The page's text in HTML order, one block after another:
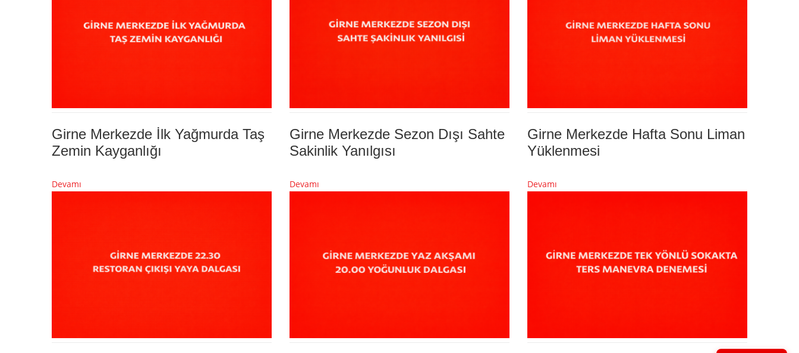
Girne Merkezde İlk Yağmurda Taş
Zemin Kayganlığı
Devamı
Girne Merkezde Sezon Dışı Sahte
Sakinlik Yanılgısı
Devamı
Girne Merkezde Hafta Sonu Liman
Yüklenmesi
Devamı